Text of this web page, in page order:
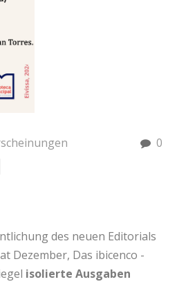
0
des neuen Editorials
Dezember, Das ibicenco -
isolierte Ausgaben